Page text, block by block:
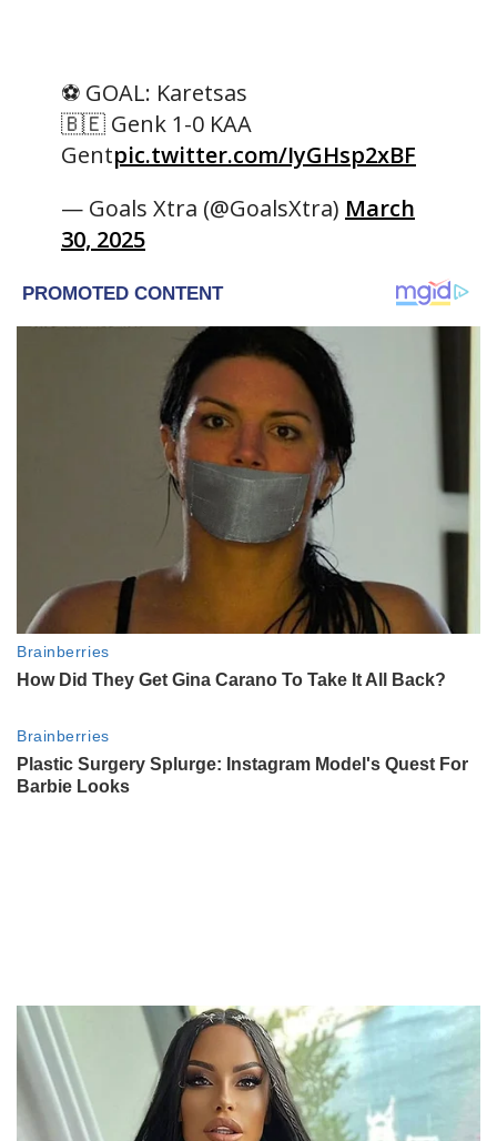
⚽️ GOAL: Karetsas
🇧🇪 Genk 1-0 KAA
Gentpic.twitter.com/IyGHsp2xBF
— Goals Xtra (@GoalsXtra) March
30, 2025